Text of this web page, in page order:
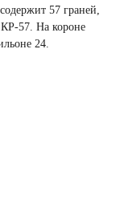
57 граней,
КР-57. На короне
24.